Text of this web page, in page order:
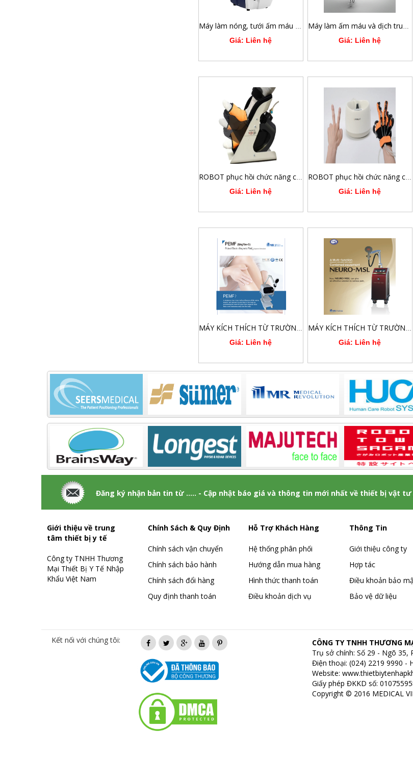
Máy làm nóng, tưới ấm máu và dịch truyền
Giá: Liên hệ
Máy làm ấm máu và dịch truyền tốc độ thấp và trung bình
Giá: Liên hệ
ROBOT phục hồi chức năng chủ động trợ lực chi dưới RELEGS
Giá: Liên hệ
ROBOT phục hồi chức năng chủ động trợ lực chi trên REHANDS
Giá: Liên hệ
MÁY KÍCH THÍCH TỪ TRƯỜNG XUYÊN SỌ CÔNG SUẤT CAO 3.0 TESLA PEMF MAGREX S
Giá: Liên hệ
MÁY KÍCH THÍCH TỪ TRƯỜNG KẾT HỢP LASER ĐIỀU TRỊ THẦN KINH XUYÊN SỌ VÀ XƯƠNG KHỚP
Giá: Liên hệ
Đăng ký nhận bản tin từ ..... - Cập nhật báo giá và thông tin mới nhất về thiết bị vật tư
Giới thiệu về trung
tâm thiết bị y tế
Công ty TNHH Thương
Mại Thiết Bị Y Tế Nhập
Khẩu Việt Nam
Chính Sách & Quy Định
Chính sách vận chuyển
Chính sách bảo hành
Chính sách đổi hàng
Quy định thanh toán
Hỗ Trợ Khách Hàng
Hệ thống phân phối
Hướng dẫn mua hàng
Hình thức thanh toán
Điều khoản dịch vụ
Thông Tin
Giới thiệu công ty
Hợp tác
Điều khoản bảo
Bảo vệ dữ liệu
Kết nối với chúng tôi:
CÔNG TY TNHH THƯƠNG
Trụ sở chính: Số 29 - Ngõ 35,
Điện thoại: (024) 2219 9990 -
Website:
Giấy phép ĐKKD số:
Copyright © 2016 MEDICAL